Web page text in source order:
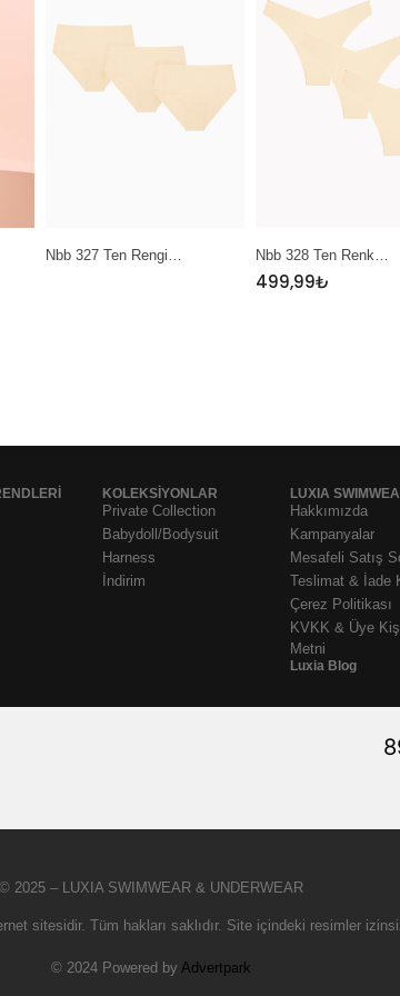
Nbb 328 Ten Renk… Nbb 389 Sarı Mint…
KOLEKSIYONLAR
Private Collection
Babydoll/Bodysuit
Harness
İndirim
LUXIA
Hakkımızda
Kampanyalar
Mesafeli Satış
Teslimat & İade
Çerez Politikası
KVKK & Üye
Metni
Luxia Blog
© 2025 – LUXIA SWIMWEAR & UNDERWEAR
sitesidir. Tüm hakları saklıdır. Site içindeki resimler
© 2024 Powered by Advertpark